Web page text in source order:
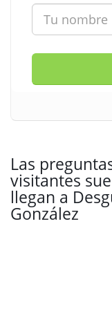
Las
visitantes
llegan a
González